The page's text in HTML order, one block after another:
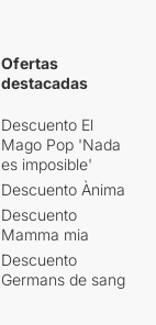
Ofertas
destacadas
Descuento El
Mago Pop 'Nada
es imposible'
Descuento Ànima
Descuento
Mamma mia
Descuento
Germans de sang